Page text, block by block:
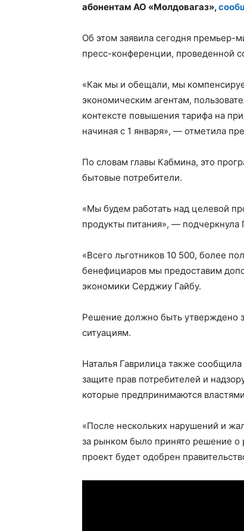
абонентам АО «Молдовагаз»,
Об этом заявила сегодня премьер-
пресс-конференции, проведенной
«Как мы и обещали, мы
экономическим агентам,
контексте повышения тарифа на
начиная с 1 января», — отметила
По словам главы Кабмина, это
бытовые потребители.
«Мы будем работать над целевой
продукты питания», — подчеркнула
«Всего льготников 10 500, более
бенефициаров мы предоставим
экономики Серджиу Гайбу.
Решение должно быть утверждено
ситуациям.
Наталья Гаврилица также
защите прав потребителей и
которые предпринимаются
«После нескольких нарушений и
за рынком было принято решение о
проект будет одобрен